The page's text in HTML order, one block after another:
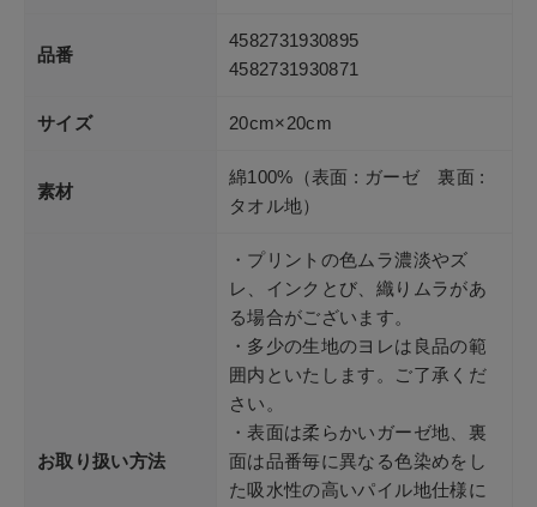
品番
4582731930895
4582731930871
サイズ 20cm×20cm
素材
綿100%（表面 : ガーゼ 裏面 :
タオル地）
お取り扱い方法
・プリントの色ムラ濃淡やズ
レ、インクとび、織りムラがあ
る場合がございます。
・多少の生地のヨレは良品の範
囲内といたします。ご了承くだ
さい。
・表面は柔らかいガーゼ地、裏
面は品番毎に異なる色染めをし
た吸水性の高いパイル地仕様に